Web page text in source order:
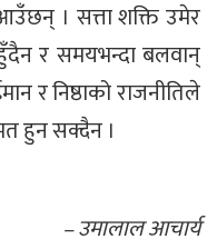
। सत्ता शक्ति उमेर
र समयभन्दा बलवान्
र निष्ठाको राजनीतिले
हुन सक्दैन ।
– उमालाल आचार्य